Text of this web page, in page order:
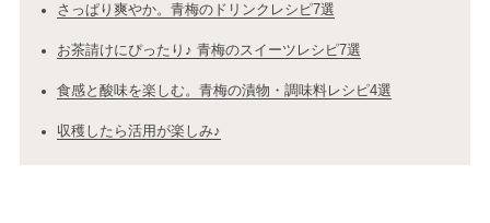
さっぱり爽やか。青梅のドリンクレシピ7選
お茶請けにぴったり♪ 青梅のスイーツレシピ7選
食感と酸味を楽しむ。青梅の漬物・調味料レシピ4選
収穫したら活用が楽しみ♪